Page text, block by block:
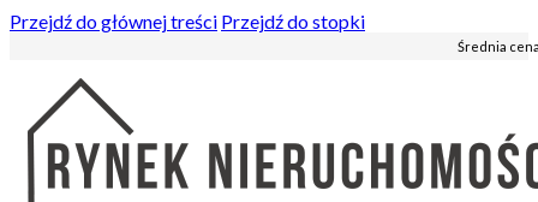
Przejdź do głównej treści Przejdź do stopki
Średnia